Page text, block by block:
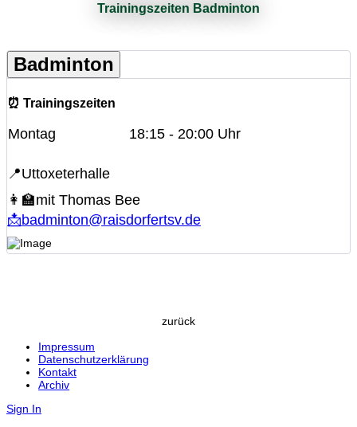
Trainingszeiten Badminton
Badminton
⏰ Trainingszeiten
Montag 18:15 - 20:00 Uhr
📍Uttoxeterhalle
👩‍🏫mit Thomas Bee
📩badminton@raisdorfertsv.de
zurück
Impressum
Datenschutzerklärung
Kontakt
Archiv
Sign In